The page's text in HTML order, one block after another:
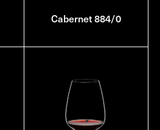
Cabernet 884/0